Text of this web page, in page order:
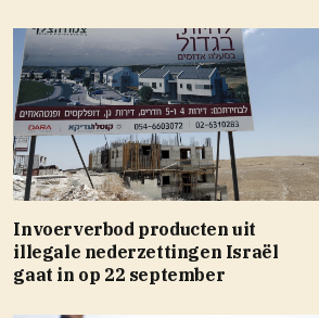
Invoerverbod producten uit
illegale nederzettingen Israël
gaat in op 22 september